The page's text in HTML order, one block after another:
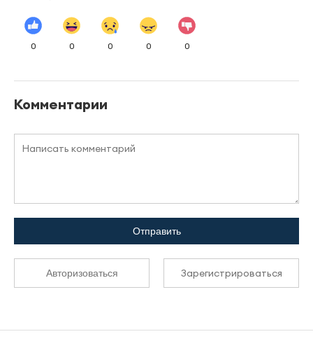
0 0 0 0 0
Комментарии
Отправить
Авторизоваться Зарегистрироваться